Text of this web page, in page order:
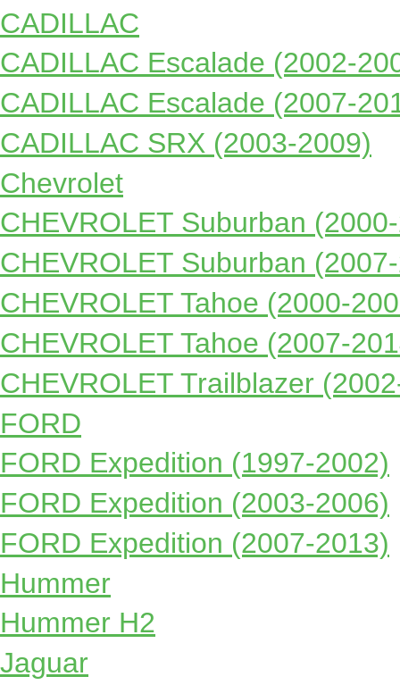
CADILLAC
CADILLAC Escalade (2002-
CADILLAC Escalade (2007-
CADILLAC SRX (2003-2009)
Chevrolet
CHEVROLET Suburban
CHEVROLET Suburban
CHEVROLET Tahoe (2000-
CHEVROLET Tahoe (2007-
CHEVROLET Trailblazer
FORD
FORD Expedition (1997-2002)
FORD Expedition (2003-2006)
FORD Expedition (2007-2013)
Hummer
Hummer H2
Jaguar